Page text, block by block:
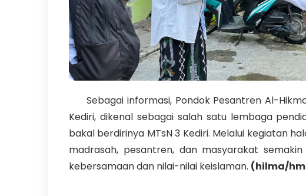
Sebagai informasi, Pondok Pesantren Al-
Kediri, dikenal sebagai salah satu lembaga
bakal berdirinya MTsN 3 Kediri. Melalui kegiatan
madrasah, pesantren, dan masyarakat
kebersamaan dan nilai-nilai keislaman. (hilma/